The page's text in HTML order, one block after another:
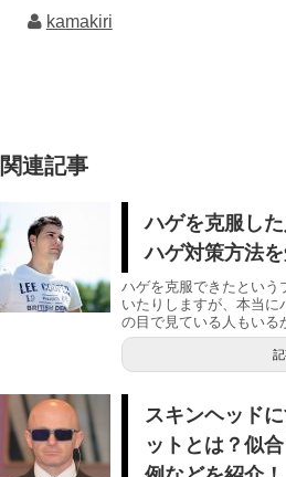
kamakiri
関連記事
ハゲを克服し
ハゲ対策方法を
ハゲを克服できたという
いたりしますが、本当
の目で見ている人もいる
スキンヘッド
ットとは？似